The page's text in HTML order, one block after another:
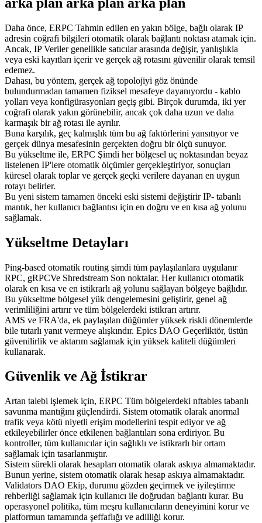
Daha önce, ERPC Tahmin edilen en yakın bölge, bağlı olarak IP
adresin coğrafi bilgileri otomatik olarak bağlantı noktası atamak için.
Ancak, IP Veriler genellikle satıcılar arasında değişir, yanlışlıkla
veya eski kayıtları içerir ve gerçek ağ rotasını güvenilir olarak temsil
edemez.
Dahası, bu yöntem, gerçek ağ topolojiyi göz önünde
bulundurmadan tamamen fiziksel mesafeye dayanıyordu - kablo
yolları veya konfigürasyonları geçiş gibi. Birçok durumda, iki yer
coğrafi olarak yakın görünebilir, ancak çok daha uzun ve daha
karmaşık bir ağ rotası ile ayrılır.
Buna karşılık, geç kalmışlık tüm bu ağ faktörlerini yansıtıyor ve
gerçek dünya mesafesinin gerçekten doğru bir ölçü sunuyor.
Bu yükseltme ile, ERPC Şimdi her bölgesel uç noktasından beyaz
listelenen IP'lere otomatik ölçümler gerçekleştiriyor, sonuçları
küresel olarak toplar ve gerçek geçki verilere dayanan en uygun
rotayı belirler.
Bu yeni sistem tamamen önceki eski sistemi değiştirir IP- tabanlı
mantık, her kullanıcı bağlantısı için en doğru ve en kısa ağ yolunu
sağlamak.
Yükseltme Detayları
Ping-based otomatik routing şimdi tüm paylaşılanlara uygulanır
RPC, gRPCVe Shredstream Son noktalar. Her kullanıcı otomatik
olarak en kısa ve en istikrarlı ağ yolunu sağlayan bölgeye bağlıdır.
Bu yükseltme bölgesel yük dengelemesini geliştirir, genel ağ
verimliliğini artırır ve tüm bölgelerdeki istikrarı artırır.
AMS ve FRA'da, ek paylaşılan düğümler yüksek riskli dönemlerde
bile tutarlı yanıt vermeye alışkındır. Epics DAO Geçerliktör, üstün
güvenilirlik ve aktarım sağlamak için yüksek kaliteli düğümleri
kullanarak.
Güvenlik ve Ağ İstikrar
Artan talebi işlemek için, ERPC Tüm bölgelerdeki nftables tabanlı
savunma mantığını güçlendirdi. Sistem otomatik olarak anormal
trafik veya kötü niyetli erişim modellerini tespit ediyor ve ağ
etkileyebilirler önce etkilenen bağlantıları sona erdiriyor. Bu
kontroller, tüm kullanıcılar için sağlıklı ve istikrarlı bir ortam
sağlamak için tasarlanmıştır.
Sistem sürekli olarak hesapları otomatik olarak askıya almamaktadır.
Bunun yerine, sistem otomatik olarak hesap askıya almamaktadır.
Validators DAO Ekip, durumu gözden geçirmek ve iyileştirme
rehberliği sağlamak için kullanıcı ile doğrudan bağlantı kurar. Bu
operasyonel politika, tüm meşru kullanıcıların deneyimini korur ve
platformun tamamında şeffaflığı ve adilliği korur.